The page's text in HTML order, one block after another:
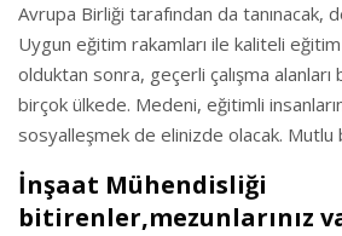
Avrupa Birliği tarafından da tanınacak,
Uygun eğitim rakamları ile kaliteli eğitim
olduktan sonra, geçerli çalışma alanları
birçok ülkede. Medeni, eğitimli
sosyalleşmek de elinizde olacak. Mutlu
İnşaat Mühendisliği
bitirenler,mezunlarınız